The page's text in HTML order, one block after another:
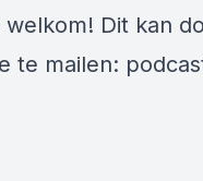
welkom! Dit kan
te mailen: